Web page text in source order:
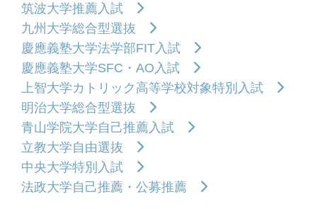
筑波大学推薦入試
九州大学総合型選抜
慶應義塾大学法学部FIT入試
慶應義塾大学SFC・AO入試
上智大学カトリック高等学校対象特別入試
明治大学総合型選抜
青山学院大学自己推薦入試
立教大学自由選抜
中央大学特別入試
法政大学自己推薦・公募推薦